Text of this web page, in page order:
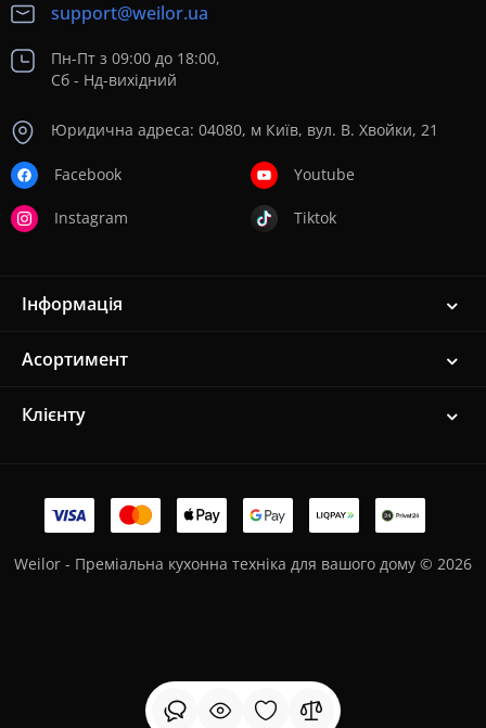
support@weilor.ua
Пн-Пт з 09:00 до 18:00,
Сб - Нд-вихідний
Юридична адреса: 04080, м Київ, вул. В. Хвойки, 21
Facebook
Instagram
Youtube
Tiktok
Інформація
Асортимент
Клієнту
Weilor - Преміальна кухонна техніка для вашого дому © 2026